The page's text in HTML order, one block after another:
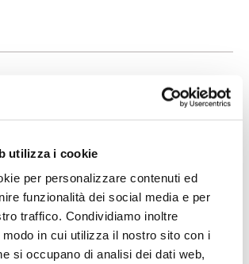
utilizza i cookie
per personalizzare contenuti ed
funzionalità dei social media e per
traffico. Condividiamo inoltre
in cui utilizza il nostro sito con i
si occupano di analisi dei dati web,
lo SPID e come averlo